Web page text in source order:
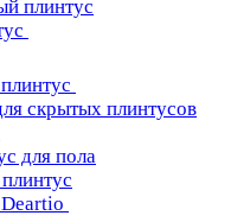
плинтус
скрытых плинтусов
для пола